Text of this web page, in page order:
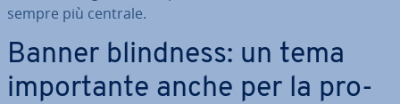
sempre più centrale.
Banner blindness: un tema
im­por­tan­te anche per la pro­